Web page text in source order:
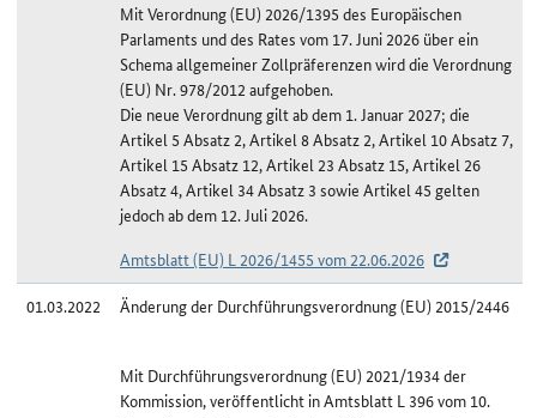
Mit Verordnung (EU) 2026/1395 des Europäischen
Parlaments und des Rates vom 17. Juni 2026 über ein
Schema allgemeiner Zollpräferenzen wird die Verordnung
(EU) Nr. 978/2012 aufgehoben.
Die neue Verordnung gilt ab dem 1. Januar 2027; die
Artikel 5 Absatz 2, Artikel 8 Absatz 2, Artikel 10 Absatz 7,
Artikel 15 Absatz 12, Artikel 23 Absatz 15, Artikel 26
Absatz 4, Artikel 34 Absatz 3 sowie Artikel 45 gelten
jedoch ab dem 12. Juli 2026.
Amtsblatt (EU) L 2026/1455 vom 22.06.2026
01.03.2022
Änderung der Durchführungsverordnung (EU) 2015/2446
Mit Durchführungsverordnung (EU) 2021/1934 der
Kommission, veröffentlicht in Amtsblatt L 396 vom 10.